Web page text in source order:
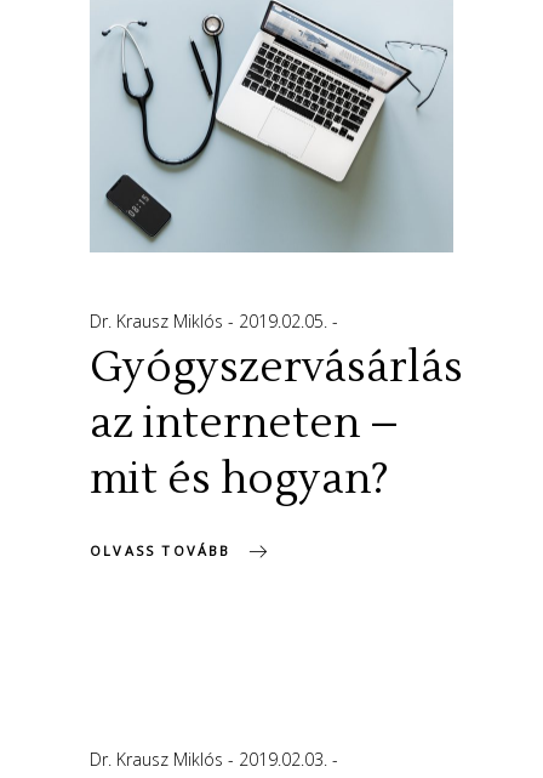
Dr. Krausz Miklós 2019.02.05.
Gyógyszervásárlás
az interneten –
mit és hogyan?
OLVASS TOVÁBB
Dr. Krausz Miklós 2019.02.03.